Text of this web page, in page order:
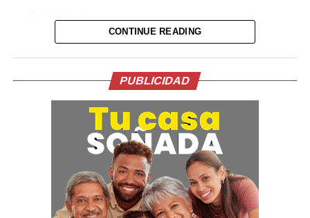
Me gusta esto:
CONTINUE READING
PUBLICIDAD